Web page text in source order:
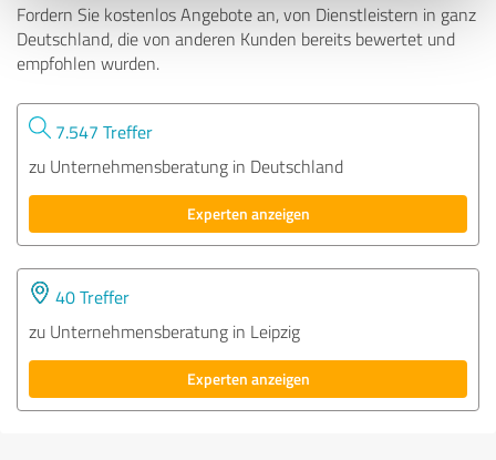
Fordern Sie kostenlos Angebote an, von Dienstleistern in ganz
Deutschland, die von anderen Kunden bereits bewertet und
empfohlen wurden.
7.547 Treffer
zu Unternehmensberatung in Deutschland
Experten anzeigen
40 Treffer
zu Unternehmensberatung in Leipzig
Experten anzeigen